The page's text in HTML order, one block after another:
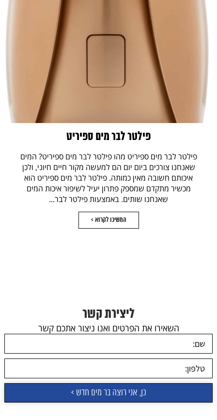
פילטר לבר מים ספיריט
פילטר לבר מים ספיריט מהו פילטר לבר מים ספיריט? המים
שאנחנו צורכים ביום יום הם למעשה מקור חיים חיוני, ולכן
איכותם חשובה מאין כמותה. פילטר לבר מים ספיריט הוא
מכשיר מתקדם שמספק פתרון יעיל לשיפור איכות המים
שאנחנו שותים. באמצעות פילטר לבר...
המשיכו לקרוא >
ליצירת קשר
השאירו את הפרטים ואנו ניצור אתכם קשר